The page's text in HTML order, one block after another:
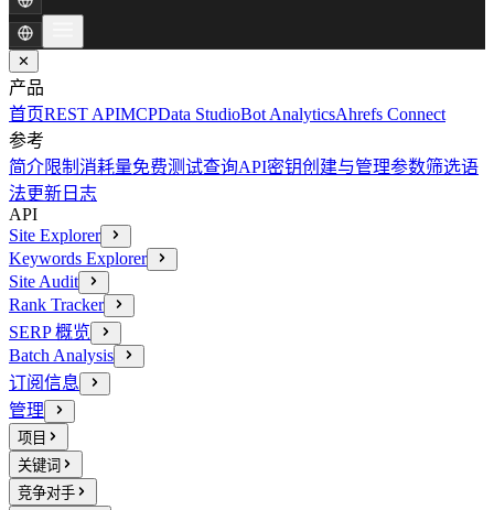
✕
产品
首页REST APIMCPData StudioBot AnalyticsAhrefs Connect
参考
简介限制消耗量免费测试查询API密钥创建与管理参数筛选语
法更新日志
API
Site Explorer
Keywords Explorer
Site Audit
Rank Tracker
SERP 概览
Batch Analysis
订阅信息
管理
项目
关键词
竞争对手